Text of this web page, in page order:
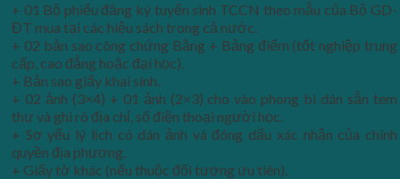
+ 01 Bộ phiếu đăng ký tuyển sinh TCCN theo mẫu của Bộ GD-
ĐT mua tại các hiệu sách trong cả nước.
+ 02 bản sao công chứng Bằng + Bảng điểm (tốt nghiệp trung
cấp, cao đẳng hoặc đại học).
+ Bản sao giấy khai sinh.
+ 02 ảnh (3×4) + 01 ảnh (2×3) cho vào phong bì dán sẵn tem
thư và ghi rõ địa chỉ, số điện thoại người học.
+ Sơ yếu lý lịch có dán ảnh và đóng dấu xác nhận của chính
quyền địa phương.
+ Giấy tờ khác (nếu thuộc đối tượng ưu tiên).